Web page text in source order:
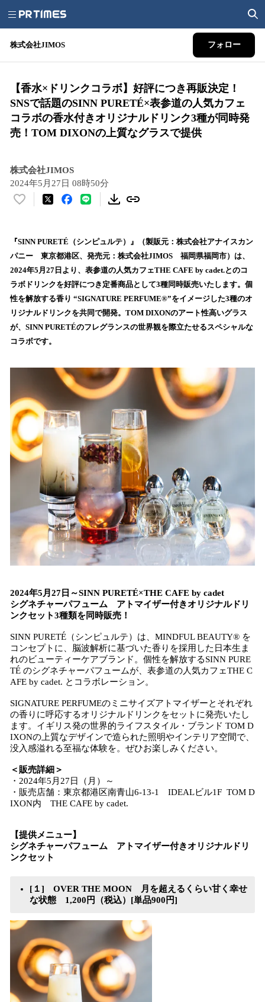
株式会社JIMOS フォロー
【香水×ドリンクコラボ】好評につき再販決定！
SNSで話題のSINN PURETÉ×表参道の人気カフェ
コラボの香水付きオリジナルドリンク3種が同時発
売！TOM DIXONの上質なグラスで提供
株式会社JIMOS
2024年5月27日 08時50分
い
！
数
を
読
込
み
中
で
『SINN PURETÉ（シンピュルテ）』（製販元：株式会社アナイスカン
パニー 東京都港区、発売元：株式会社JIMOS 福岡県福岡市）は、
2024年5月27日より、表参道の人気カフェTHE CAFE by cadet.とのコ
ラボドリンクを好評につき定番商品として3種同時販売いたします。個
性を解放する香り “SIGNATURE PERFUME®”をイメージした3種のオ
リジナルドリンクを共同で開発。TOM DIXONのアート性高いグラス
が、SINN PURETÉのフレグランスの世界観を際立たせるスペシャルな
コラボです。
2024年5月27日～SINN PURETÉ×THE CAFE by cadet
シグネチャーパフューム アトマイザー付きオリジナルドリ
ンクセット3種類を同時販売！
SINN PURETÉ（シンピュルテ）は、MINDFUL BEAUTY® を
コンセプトに、脳波解析に基づいた香りを採用した日本生ま
れのビューティーケアブランド。個性を解放するSINN PURE
TÉ のシグネチャーパフュームが、表参道の人気カフェTHE C
AFE by cadet. とコラボレーション。
SIGNATURE PERFUMEのミニサイズアトマイザーとそれぞれ
の香りに呼応するオリジナルドリンクをセットに発売いたし
ます。イギリス発の世界的ライフスタイル・ブランド TOM D
IXONの上質なデザインで造られた照明やインテリア空間で、
没入感溢れる至福な体験を。ぜひお楽しみください。
＜販売詳細＞
・2024年5月27日（月）～
・販売店舗：東京都港区南青山6-13-1 IDEALビル1F TOM D
IXON内 THE CAFE by cadet.
【提供メニュー】
シグネチャーパフューム アトマイザー付きオリジナルドリ
ンクセット
[１] OVER THE MOON 月を超えるくらい甘く幸せ
な状態 1,200円（税込）[単品900円]